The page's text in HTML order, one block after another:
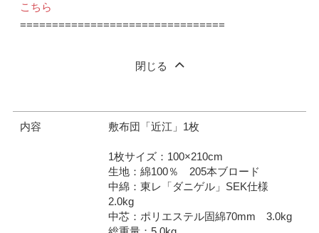
こちら
================================
閉じる
内容 敷布団「近江」1枚
1枚サイズ：100×210cm
生地：綿100％ 205本ブロード
中綿：東レ「ダニゲル」SEK仕様
2.0kg
中芯：ポリエステル固綿70mm 3.0kg